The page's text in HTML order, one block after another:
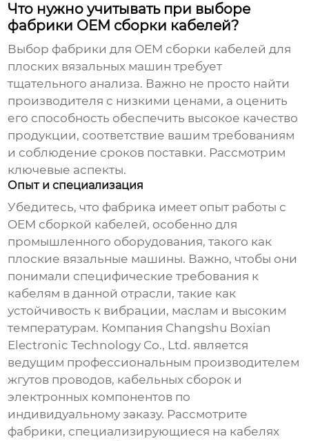
Что нужно учитывать при выборе
фабрики OEM сборки кабелей?
Выбор фабрики для OEM сборки кабелей для
плоских вязальных машин требует
тщательного анализа. Важно не просто найти
производителя с низкими ценами, а оценить
его способность обеспечить высокое качество
продукции, соответствие вашим требованиям
и соблюдение сроков поставки. Рассмотрим
ключевые аспекты.
Опыт и специализация
Убедитесь, что фабрика имеет опыт работы с
OEM сборкой кабелей, особенно для
промышленного оборудования, такого как
плоские вязальные машины. Важно, чтобы они
понимали специфические требования к
кабелям в данной отрасли, такие как
устойчивость к вибрации, маслам и высоким
температурам. Компания Changshu Boxian
Electronic Technology Co., Ltd. является
ведущим профессиональным производителем
жгутов проводов, кабельных сборок и
электронных компонентов по
индивидуальному заказу. Рассмотрите
фабрики, специализирующиеся на кабелях